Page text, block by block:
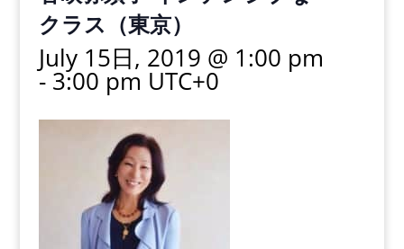
クラス（東京）
July 15日, 2019 @ 1:00 pm
- 3:00 pm UTC+0